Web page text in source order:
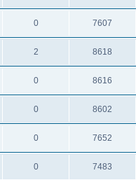
0 7607
2 8618
0 8616
0 8602
0 7652
0 7483